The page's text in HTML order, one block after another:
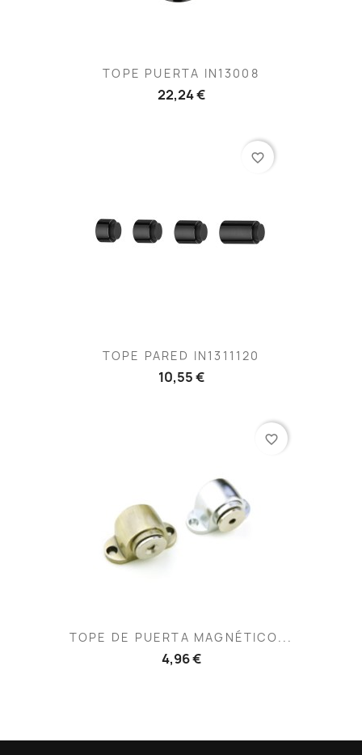
TOPE PUERTA IN13008
22,24 €
TOPE PARED IN1311120
10,55 €
favorite_border
TOPE DE PUERTA MAGNÉTICO...
4,96 €
favorite_border